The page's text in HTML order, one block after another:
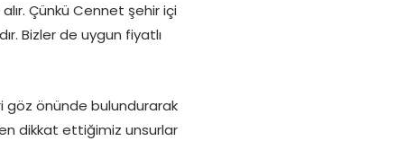
Çünkü Cennet şehir içi
Bizler de uygun fiyatlı
göz önünde bulundurarak
dikkat ettiğimiz unsurlar